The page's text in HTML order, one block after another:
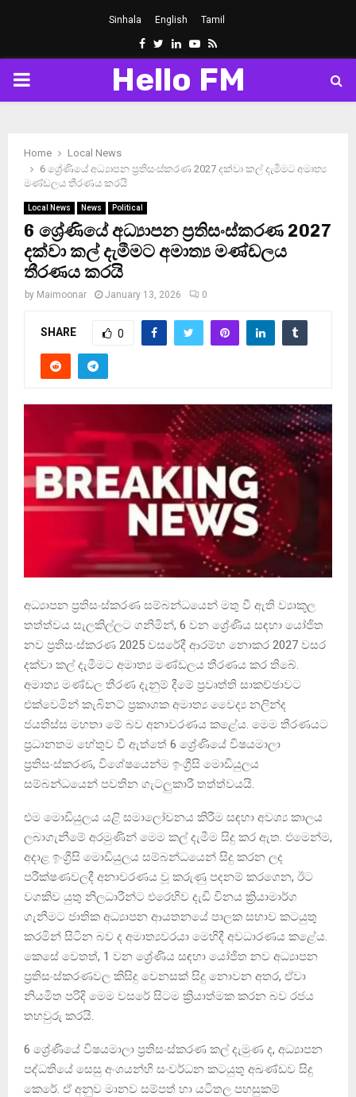
Sinhala English Tamil
Facebook
Twitter
LinkedinYoutube
Rss
PRIMARY
Hello FM
Home
Local News
6 ශ්‍රේණියේ අධ්‍යාපන ප්‍රතිසංස්කරණ 2027 දක්වා කල් දැමීමට අමාත්‍ය
මණ්ඩලය තීරණය කරයි
Local News News Political
6 ශ්‍රේණියේ අධ්‍යාපන ප්‍රතිසංස්කරණ 2027
දක්වා කල් දැමීමට අමාත්‍ය මණ්ඩලය
තීරණය කරයි
by Maimoonar January 13, 2026 0
SHARE 0
අධ්‍යාපන ප්‍රතිසංස්කරණ සම්බන්ධයෙන් මතු වී ඇති ව්‍යාකූල
තත්ත්වය සැලකිල්ලට ගනිමින්, 6 වන ශ්‍රේණිය සඳහා යෝජිත
නව ප්‍රතිසංස්කරණ 2025 වසරේදී ආරම්භ නොකර 2027 වසර
දක්වා කල් දැමීමට අමාත්‍ය මණ්ඩලය තීරණය කර තිබේ.
අමාත්‍ය මණ්ඩල තීරණ දැනුම් දීමේ ප්‍රවෘත්ති සාකච්ඡාවට
එක්වෙමින් කැබිනට් ප්‍රකාශක අමාත්‍ය වෛද්‍ය නලින්ද
ජයතිස්ස මහතා මේ බව අනාවරණය කළේය. මෙම තීරණයට
ප්‍රධානතම හේතුව වී ඇත්තේ 6 ශ්‍රේණියේ විෂයමාලා
ප්‍රතිසංස්කරණ, විශේෂයෙන්ම ඉංග්‍රීසි මොඩියුලය
සම්බන්ධයෙන් පවතින ගැටලුකාරී තත්ත්වයයි.
එම මොඩියුලය යළි සමාලෝචනය කිරීම සඳහා අවශ්‍ය කාලය
ලබාගැනීමේ අරමුණින් මෙම කල් දැමීම සිදු කර ඇත. එමෙන්ම,
අදාළ ඉංග්‍රීසි මොඩියුලය සම්බන්ධයෙන් සිදු කරන ලද
පරීක්ෂණවලදී අනාවරණය වූ කරුණු පදනම් කරගෙන, ඊට
වගකිව යුතු නිලධාරීන්ට එරෙහිව දැඩි විනය ක්‍රියාමාර්ග
ගැනීමට ජාතික අධ්‍යාපන ආයතනයේ පාලක සභාව කටයුතු
කරමින් සිටින බව ද අමාත්‍යවරයා මෙහිදී අවධාරණය කළේය.
කෙසේ වෙතත්, 1 වන ශ්‍රේණිය සඳහා යෝජිත නව අධ්‍යාපන
ප්‍රතිසංස්කරණවල කිසිදු වෙනසක් සිදු නොවන අතර, ඒවා
නියමිත පරිදි මෙම වසරේ සිටම ක්‍රියාත්මක කරන බව රජය
තහවුරු කරයි.
6 ශ්‍රේණියේ විෂයමාලා ප්‍රතිසංස්කරණ කල් දැමුණ ද, අධ්‍යාපන
පද්ධතියේ සෙසු අංශයන්හි සංවර්ධන කටයුතු අඛණ්ඩව සිදු
කෙරේ. ඒ අනුව මානව සම්පත් හා යටිතල පහසුකම්